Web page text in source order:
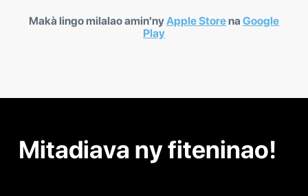
Makà lingo milalao amin'nyApple Storena Google
Play
Mitadiava ny fiteninao!